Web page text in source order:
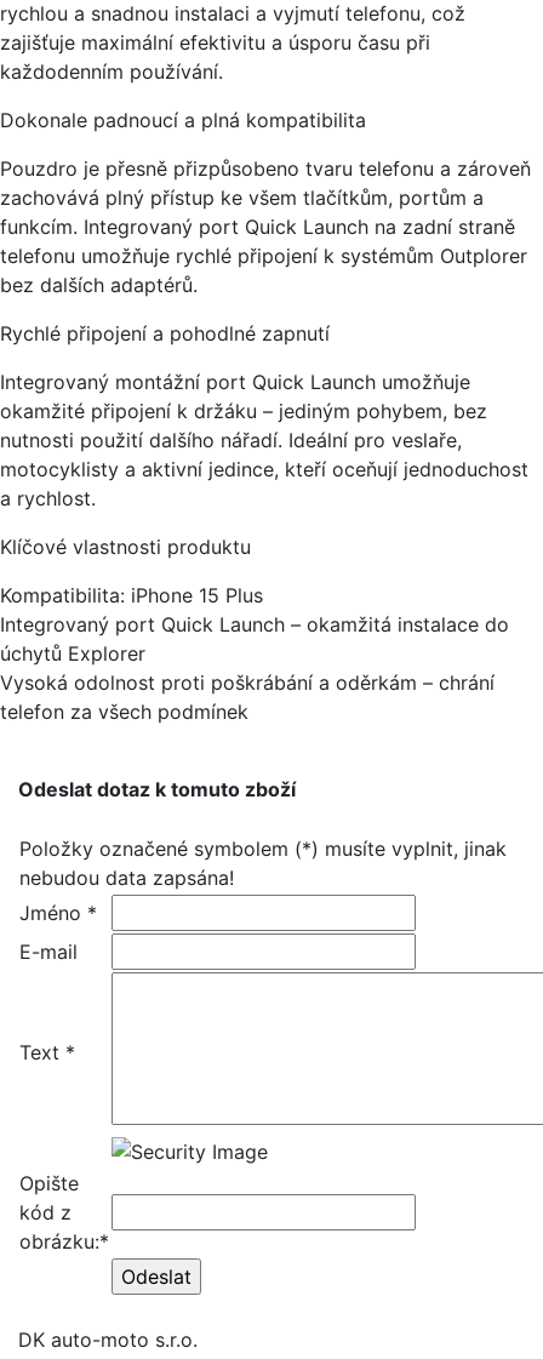
rychlou a snadnou instalaci a vyjmutí telefonu, což
zajišťuje maximální efektivitu a úsporu času při
každodenním používání.
Dokonale padnoucí a plná kompatibilita
Pouzdro je přesně přizpůsobeno tvaru telefonu a zároveň
zachovává plný přístup ke všem tlačítkům, portům a
funkcím. Integrovaný port Quick Launch na zadní straně
telefonu umožňuje rychlé připojení k systémům Outplorer
bez dalších adaptérů.
Rychlé připojení a pohodlné zapnutí
Integrovaný montážní port Quick Launch umožňuje
okamžité připojení k držáku – jediným pohybem, bez
nutnosti použití dalšího nářadí. Ideální pro veslaře,
motocyklisty a aktivní jedince, kteří oceňují jednoduchost
a rychlost.
Klíčové vlastnosti produktu
Kompatibilita: iPhone 15 Plus
Integrovaný port Quick Launch – okamžitá instalace do
úchytů Explorer
Vysoká odolnost proti poškrábání a oděrkám – chrání
telefon za všech podmínek
Odeslat dotaz k tomuto zboží
Položky označené symbolem (*) musíte vyplnit, jinak
nebudou data zapsána!
Jméno *
E-mail
Text *
Opište
kód z
obrázku:*
DK auto-moto s.r.o.